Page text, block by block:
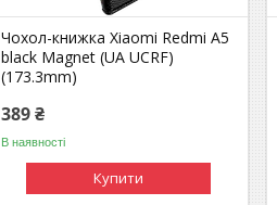
Чохол-книжка Xiaomi Redmi A5
black Magnet (UA UCRF)
(173.3mm)
389 ₴
В наявності
Купити